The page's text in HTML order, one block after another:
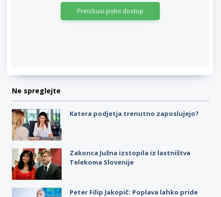
Preizkusi polni dostop
Ne spreglejte
Katera podjetja trenutno zaposlujejo?
Zakonca Južna izstopila iz lastništva
Telekoma Slovenije
Peter Filip Jakopič: Poplava lahko pride